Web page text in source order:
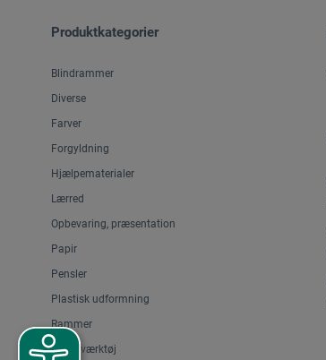
Produktkategorier
Blindrammer
Diverse
Farver
Forgyldning
Hjælpematerialer
Lærred
Opbevaring, præsentation
Papir
Pensler
Plastisk udformning
Rammer
Skæreværktøj